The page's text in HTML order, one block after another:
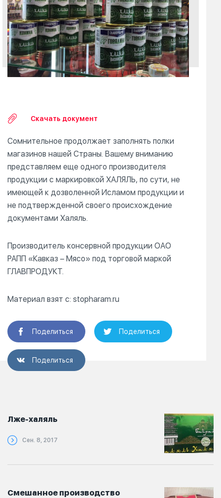
Скачать документ
Сомнительное продолжает заполнять полки
магазинов нашей Страны. Вашему вниманию
представляем еще одного производителя
продукции с маркировкой ХАЛЯЛЬ, по сути, не
имеющей к дозволенной Исламом продукции и
не подтвержденной своего происхождение
документами Халяль.
Производитель консервной продукции ОАО
РАПП «Кавказ – Мясо» под торговой маркой
ГЛАВПРОДУКТ.
Материал взят с: stopharam.ru
Поделиться Поделиться
Поделиться
Лже-халяль
Сен. 8, 2017
Смешанное производство